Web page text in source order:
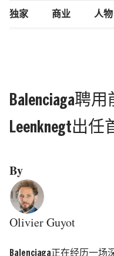
独家 商业 人物
Balenciaga聘
Leenknegt出
By
Olivier Guyot
Balenciaga正在经历一场